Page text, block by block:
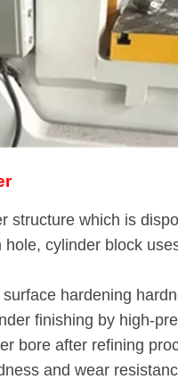
structure which is
hole, cylinder block
hardening
finishing by high-
bore after refining
and wear